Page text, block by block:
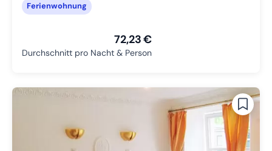
Ferienwohnung
72,23 €
Durchschnitt pro Nacht & Person